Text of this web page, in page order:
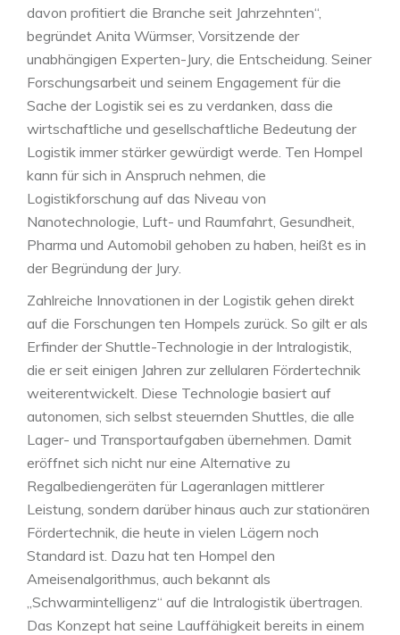
davon profitiert die Branche seit Jahrzehnten“,
begründet Anita Würmser, Vorsitzende der
unabhängigen Experten-Jury, die Entscheidung. Seiner
Forschungsarbeit und seinem Engagement für die
Sache der Logistik sei es zu verdanken, dass die
wirtschaftliche und gesellschaftliche Bedeutung der
Logistik immer stärker gewürdigt werde. Ten Hompel
kann für sich in Anspruch nehmen, die
Logistikforschung auf das Niveau von
Nanotechnologie, Luft- und Raumfahrt, Gesundheit,
Pharma und Automobil gehoben zu haben, heißt es in
der Begründung der Jury.
Zahlreiche Innovationen in der Logistik gehen direkt
auf die Forschungen ten Hompels zurück. So gilt er als
Erfinder der Shuttle-Technologie in der Intralogistik,
die er seit einigen Jahren zur zellularen Fördertechnik
weiterentwickelt. Diese Technologie basiert auf
autonomen, sich selbst steuernden Shuttles, die alle
Lager- und Transportaufgaben übernehmen. Damit
eröffnet sich nicht nur eine Alternative zu
Regalbediengeräten für Lageranlagen mittlerer
Leistung, sondern darüber hinaus auch zur stationären
Fördertechnik, die heute in vielen Lägern noch
Standard ist. Dazu hat ten Hompel den
Ameisenalgorithmus, auch bekannt als
„Schwarmintelligenz“ auf die Intralogistik übertragen.
Das Konzept hat seine Lauffähigkeit bereits in einem